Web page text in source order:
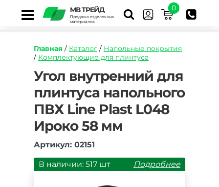
МВ ТРЕЙД
Продажа отделочных
материалов
0
Главная / Каталог / Напольные покрытия
/ Комплектующие для плинтуса
https://mvtrade.ru/images/id/normal/ugol-
vnutrenniy-
dlya-
plintusa-
napolnogo-
pvh-
line-
l048-
iroko-
58-
Угол внутренний для
плинтуса напольного
ПВХ Line Plast L048
Ироко 58 мм
Артикул: 02151
В наличии: 517 шт Подробнее